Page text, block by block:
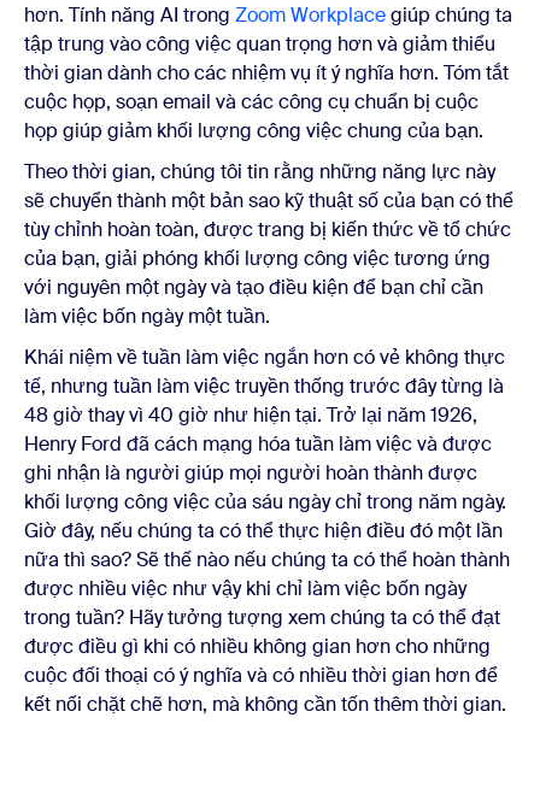
hơn. Tính năng AI trong Zoom Workplacegiúp chúng ta
tập trung vào công việc quan trọng hơn và giảm thiểu
thời gian dành cho các nhiệm vụ ít ý nghĩa hơn. Tóm tắt
cuộc họp, soạn email và các công cụ chuẩn bị cuộc
họp giúp giảm khối lượng công việc chung của bạn.
Theo thời gian, chúng tôi tin rằng những năng lực này
sẽ chuyển thành một bản sao kỹ thuật số của bạn có thể
tùy chỉnh hoàn toàn, được trang bị kiến thức về tổ chức
của bạn, giải phóng khối lượng công việc tương ứng
với nguyên một ngày và tạo điều kiện để bạn chỉ cần
làm việc bốn ngày một tuần.
Khái niệm về tuần làm việc ngắn hơn có vẻ không thực
tế, nhưng tuần làm việc truyền thống trước đây từng là
48 giờ thay vì 40 giờ như hiện tại. Trở lại năm 1926,
Henry Ford đã cách mạng hóa tuần làm việc và được
ghi nhận là người giúp mọi người hoàn thành được
khối lượng công việc của sáu ngày chỉ trong năm ngày.
Giờ đây, nếu chúng ta có thể thực hiện điều đó một lần
nữa thì sao? Sẽ thế nào nếu chúng ta có thể hoàn thành
được nhiều việc như vậy khi chỉ làm việc bốn ngày
trong tuần? Hãy tưởng tượng xem chúng ta có thể đạt
được điều gì khi có nhiều không gian hơn cho những
cuộc đối thoại có ý nghĩa và có nhiều thời gian hơn để
kết nối chặt chẽ hơn, mà không cần tốn thêm thời gian.